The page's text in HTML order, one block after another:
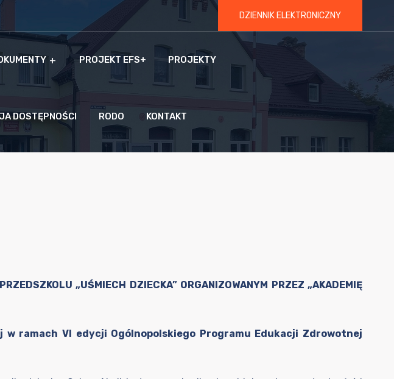
DZIENNIK ELEKTRONICZNY
PROJEKT EFS+ PROJEKTY
DOSTĘPNOŚCI RODO KONTAKT
„UŚMIECH DZIECKA” ORGANIZOWANYM PRZEZ „AKADEMIĘ
w ramach VI edycji Ogólnopolskiego Programu Edukacji Zdrowotnej